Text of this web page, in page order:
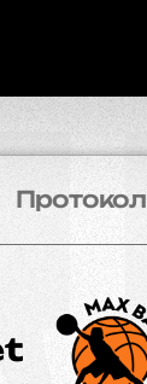
Протокол